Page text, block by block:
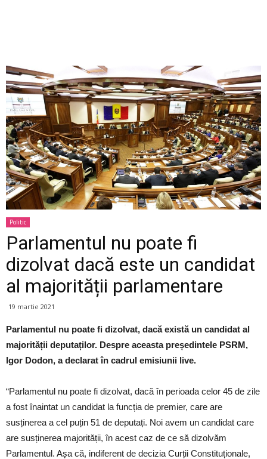
Politic
Parlamentul nu poate fi
dizolvat dacă este un candidat
al majorității parlamentare
19 martie 2021
Parlamentul nu poate fi dizolvat, dacă există un candidat al
majorității deputaților. Despre aceasta președintele PSRM,
Igor Dodon, a declarat în cadrul emisiunii live.
“Parlamentul nu poate fi dizolvat, dacă în perioada celor 45 de zile
a fost înaintat un candidat la funcția de premier, care are
susținerea a cel puțin 51 de deputați. Noi avem un candidat care
are susținerea majorității, în acest caz de ce să dizolvăm
Parlamentul. Așa că, indiferent de decizia Curții Constituționale,